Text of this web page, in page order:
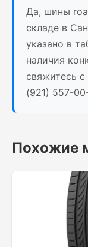
Да, шины
складе в
указано в
наличия
свяжитесь
(921) 557-
Похожие